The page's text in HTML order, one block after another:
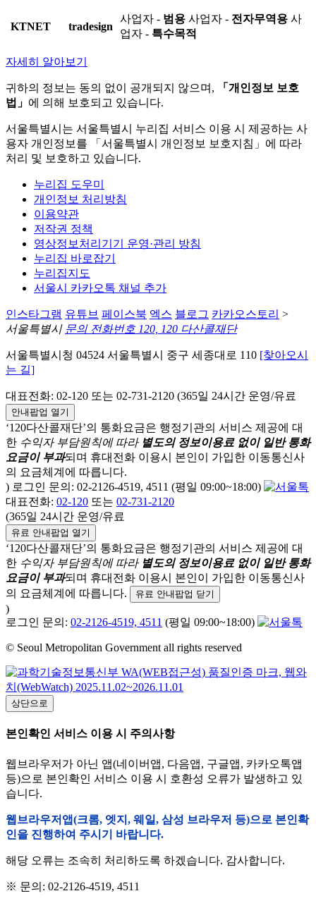
KTNET tradesign
사업자 - 범용 사업자 - 전자무역용 사
업자 - 특수목적
자세히 알아보기
귀하의 정보는 동의 없이 공개되지 않으며,
「개인정보 보호
법」 에 의해 보호되고 있습니다.
서울특별시는 서울특별시 누리집 서비스 이용 시 제공하는 사
용자 개인정보를 「서울특별시 개인정보 보호지침」에 따라
처리 및 보호하고 있습니다.
누리집 도우미
개인정보 처리방침
이용약관
저작권 정책
영상정보처리기기 운영·관리 방침
누리집 바로잡기
누리집지도
서울시 카카오톡 채널 추가
인스타그램 유튜브 페이스북 엑스 블로그 카카오스토리 >
서울특별시 문의 전화번호 120, 120 다산콜재단
서울특별시청 04524 서울특별시 중구 세종대로 110 [찾아오시
는 길]
대표전화: 02-120 또는 02-731-2120 (365일 24시간 운영/유료
안내팝업 열기
‘120다산콜재단’의 통화요금은 행정기관의 서비스 제공에 대
한 수익자 부담원칙에 따라 별도의 정보이용료 없이 일반 통화
요금이 부과되며 휴대전화 이용시 본인이 가입한 이동통신사
의 요금체계에 따릅니다.
) 로그인 문의: 02-2126-4519, 4511 (평일 09:00~18:00)
대표전화: 02-120 또는 02-731-2120
(365일 24시간 운영/유료
유료 안내팝업 열기
‘120다산콜재단’의 통화요금은 행정기관의 서비스 제공에 대
한 수익자 부담원칙에 따라 별도의 정보이용료 없이 일반 통화
요금이 부과되며 휴대전화 이용시 본인이 가입한 이동통신사
의 요금체계에 따릅니다.
유료 안내팝업 닫기
)
로그인 문의: 02-2126-4519, 4511 (평일 09:00~18:00)
© Seoul Metropolitan Government all rights reserved
상단으로
본인확인 서비스 이용 시 주의사항
웹브라우저가 아닌 앱(네이버앱, 다음앱, 구글앱, 카카오톡앱
등)으로 본인확인 서비스 이용 시 호환성 오류가 발생하고 있
습니다.
웹브라우저앱(크롬, 엣지, 웨일, 삼성 브라우저 등)으로 본인확
인을 진행하여 주시기 바랍니다.
해당 오류는 조속히 처리하도록 하겠습니다. 감사합니다.
※ 문의: 02-2126-4519, 4511